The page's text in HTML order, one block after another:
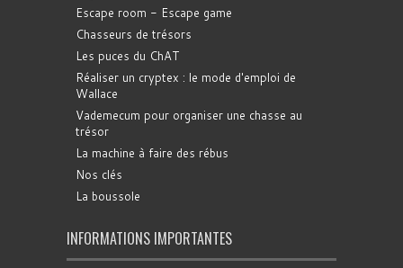
Escape room - Escape game
Chasseurs de trésors
Les puces du ChAT
Réaliser un cryptex : le mode d'emploi de
Wallace
Vademecum pour organiser une chasse au
trésor
La machine à faire des rébus
Nos clés
La boussole
INFORMATIONS IMPORTANTES